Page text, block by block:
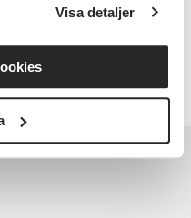
Visa detaljer
hemsida:
om-
i samarbete